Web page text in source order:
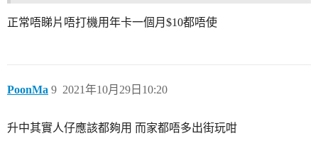
正常唔睇片唔打機用年卡一個月$10都唔使
PoonMa 2021年10月29日10:20
9
升中其實人仔應該都夠用 而家都唔多出街玩咁